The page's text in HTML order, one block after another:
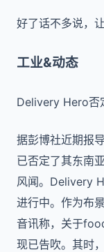
好了话不多说，
工业&动态
Delivery Hero否
据彭博社近期报
已否定了其东南
风闻。Delivery
进行中。作为布
音讯称，关于
现已告吹。其时